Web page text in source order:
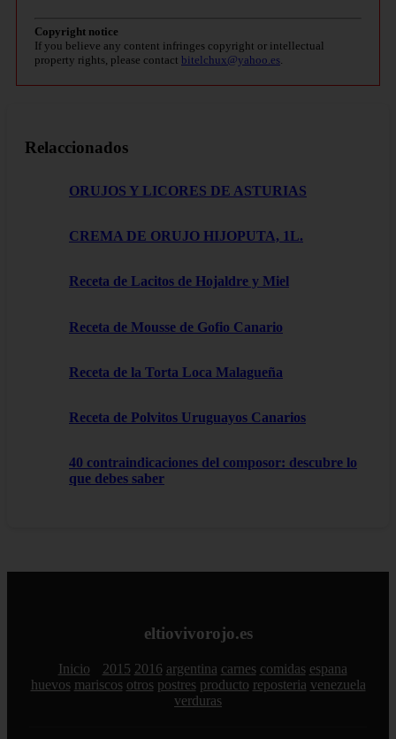
Copyright notice
If you believe any content infringes copyright or intellectual
property rights, please contact bitelchux@yahoo.es.
Relaccionados
ORUJOS Y LICORES DE ASTURIAS
CREMA DE ORUJO HIJOPUTA, 1L.
Receta de Lacitos de Hojaldre y Miel
Receta de Mousse de Gofio Canario
Receta de la Torta Loca Malagueña
Receta de Polvitos Uruguayos Canarios
40 contraindicaciones del composor: descubre lo
que debes saber
eltiovivorojo.es
Inicio 2015 2016 argentina carnes comidas espana
huevos mariscos otros postres producto reposteria venezuela
verduras